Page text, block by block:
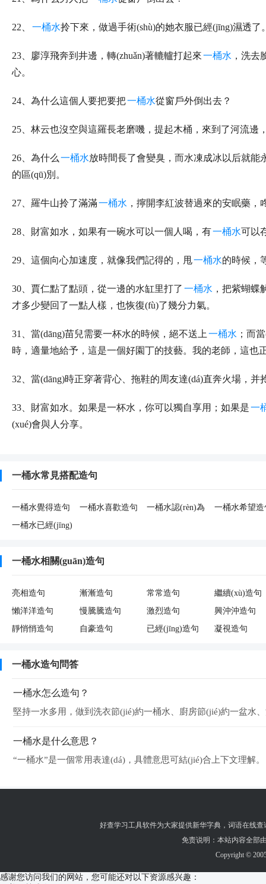
22、 一桶水拎下來，做過手術(shù)的她衣服已經(jīng)濕透了
23、廖淳飛奔到井邊，轉(zhuǎn)著轆轤打起來一桶水 ，洗去
心。
24、為什么這個人要把要把一桶水從窗戶外倒出去？
25、林云也沒空與這羅長老磨嘰，提起木桶，來到了河流邊
26、為什么 一桶水放時間長了會變臭，而水凍成冰以后就能
的區(qū)別。
27、羅牛山拎了滿滿一桶水 ，擰開李紅波替過來的安眠藥
28、財富如水，如果有一碗水可以一個人喝，有一桶水可以
29、這個向心加速度，就像我們記得的，甩一桶水的時候，
30、賈仁點了點頭，從一邊的水缸里打了 一桶水 ，把紫蝴
才多少變回了一點人樣，也恢復(fù)了幾分力氣。
31、當(dāng)苗兒需要一杯水的時候，絕不送上 一桶水 ；而
時，適量地給予，這是一個好園丁的技藝。我的老師，這也
32、當(dāng)時正穿著背心、拖鞋的周友達(dá)直奔火場，并
33、財富如水。如果是一杯水，你可以獨自享用；如果是一
(xué)會與人分享。
一桶水常見搭配造句
一桶水覺得造句 一桶水喜歡造句
一桶水認(rèn)為
一桶水希望造
一桶水已經(jīng)
一桶水相關(guān)造句
亮相造句 漸漸造句 常常造句
繼續(xù)造句
懶洋洋造句
慢騰騰造句 激烈造句
興沖沖造句
靜悄悄造句
自豪造句 已經(jīng)造句 凝視造句
一桶水造句問答
一桶水怎么造句？
堅持一水多用，做到洗衣節(jié)約一桶水、廚房節(jié)約一盆水
一桶水是什么意思？
“一桶水”是一個常用表達(dá)，具體意思可結(jié)合上下文理解。
好查学习工具软件为大家提供新华字典 ， 词语在线查
免责说明：本站内容全部
Copyright ©
感谢您访问我们的网站，您可能还对以下资源感兴趣：